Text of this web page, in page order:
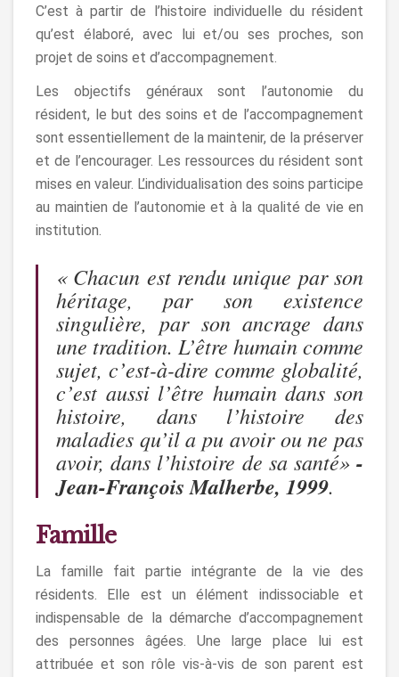
C’est à partir de l’histoire individuelle du résident
qu’est élaboré, avec lui et/ou ses proches, son
projet de soins et d’accompagnement.
Les objectifs généraux sont l’autonomie du
résident, le but des soins et de l’accompagnement
sont essentiellement de la maintenir, de la préserver
et de l’encourager. Les ressources du résident sont
mises en valeur. L’individualisation des soins participe
au maintien de l’autonomie et à la qualité de vie en
institution.
« Chacun est rendu unique par son
héritage, par son existence
singulière, par son ancrage dans
une tradition. L’être humain comme
sujet, c’est-à-dire comme globalité,
c’est aussi l’être humain dans son
histoire, dans l’histoire des
maladies qu’il a pu avoir ou ne pas
avoir, dans l’histoire de sa santé» -
Jean-François Malherbe, 1999.
Famille
La famille fait partie intégrante de la vie des
résidents. Elle est un élément indissociable et
indispensable de la démarche d’accompagnement
des personnes âgées. Une large place lui est
attribuée et son rôle vis-à-vis de son parent est